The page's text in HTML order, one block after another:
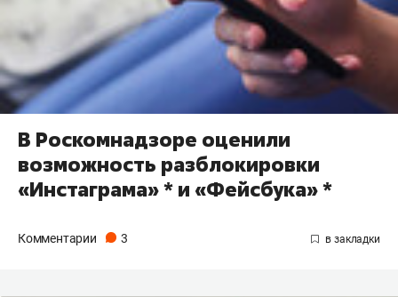
В Роскомнадзоре оценили
возможность разблокировки
«Инстаграма» * и «Фейсбука» *
Комментарии 3